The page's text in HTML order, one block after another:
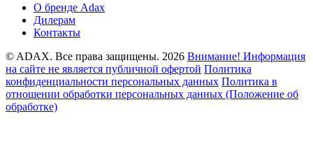
О бренде Adax
Дилерам
Контакты
© ADAX. Все права защищены. 2026 Внимание! Информация
на сайте не является публичной офертой Политика
конфиденциальности персональных данных Политика в
отношении обработки персональных данных (Положение об
обработке)